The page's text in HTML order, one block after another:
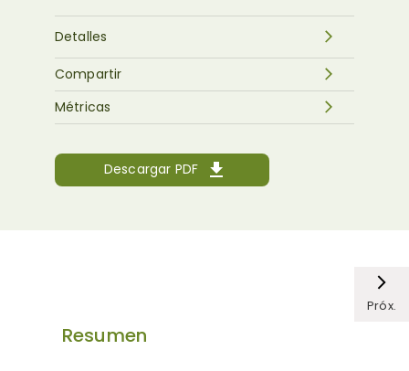
Detalles
Descargar PDF
Métricas
Compartir
Próx.
Resumen